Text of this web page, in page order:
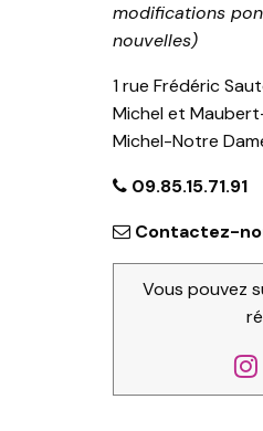
modifications
nouvelles)
1 rue Frédéric
Michel et
Michel-Notre
09.85.15.71.91
Contactez-
Vous pouvez